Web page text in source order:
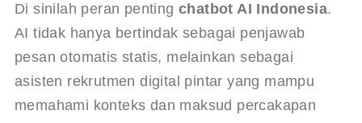
Di sinilah peran penting chatbot AI Indonesia.
AI tidak hanya bertindak sebagai penjawab
pesan otomatis statis, melainkan sebagai
asisten rekrutmen digital pintar yang mampu
memahami konteks dan maksud percakapan